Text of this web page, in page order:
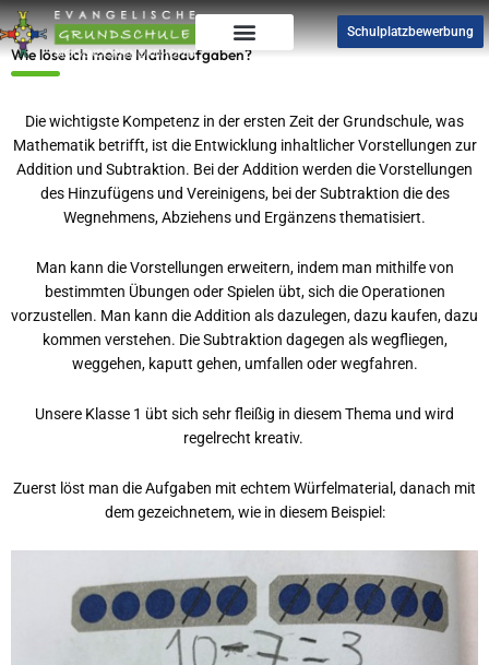
Zum
Inhalt
springen
Schulplatzbewerbung
Wie löse ich meine Matheaufgaben?
Die wichtigste Kompetenz in der ersten Zeit der Grundschule, was
Mathematik betrifft, ist die Entwicklung inhaltlicher Vorstellungen zur
Addition und Subtraktion. Bei der Addition werden die Vorstellungen
des Hinzufügens und Vereinigens, bei der Subtraktion die des
Wegnehmens, Abziehens und Ergänzens thematisiert.
Man kann die Vorstellungen erweitern, indem man mithilfe von
bestimmten Übungen oder Spielen übt, sich die Operationen
vorzustellen. Man kann die Addition als dazulegen, dazu kaufen, dazu
kommen verstehen. Die Subtraktion dagegen als wegfliegen,
weggehen, kaputt gehen, umfallen oder wegfahren.
Unsere Klasse 1 übt sich sehr fleißig in diesem Thema und wird
regelrecht kreativ.
Zuerst löst man die Aufgaben mit echtem Würfelmaterial, danach mit
dem gezeichnetem, wie in diesem Beispiel: